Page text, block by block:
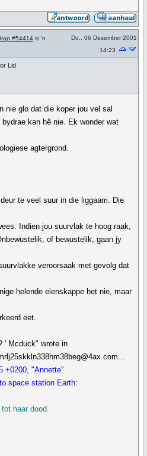
#54414 is 'n
Do., 06 Desember 2001
14:23
Lid
nie glo dat die koper jou vel sal
kan hê nie. Ek wonder wat
agtergrond.
te veel suur in die liggaam. Die
Indien jou suurvlak te hoog raak,
of bewustelik, gaan jy
veroorsaak met gevolg dat
helende eienskappe het nie, maar
eet.
' Mcduck" wrote in
+0200, "Annette"
space station Earth:
haar dood.